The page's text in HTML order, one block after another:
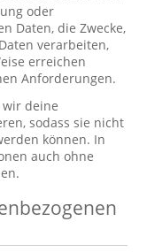
oder
Daten, die Zwecke,
verarbeiten,
erreichen
Anforderungen.
deine
sodass sie nicht
können. In
auch ohne